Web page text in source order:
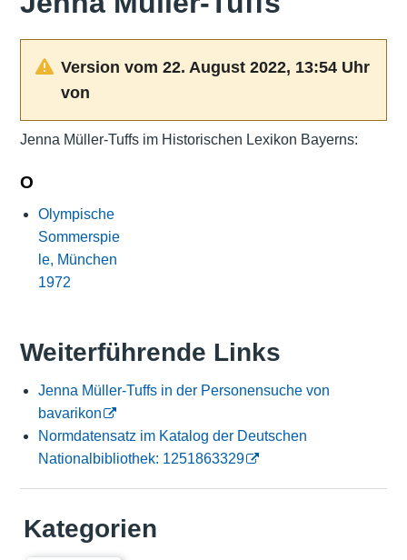
Version vom 22. August 2022, 13:54 Uhr
von
Jenna Müller-Tuffs im Historischen Lexikon Bayerns:
O
Olympische
Sommerspie
le, München
1972
Weiterführende Links
Jenna Müller-Tuffs in der Personensuche von
bavarikon
Normdatensatz im Katalog der Deutschen
Nationalbibliothek: 1251863329
Kategorien